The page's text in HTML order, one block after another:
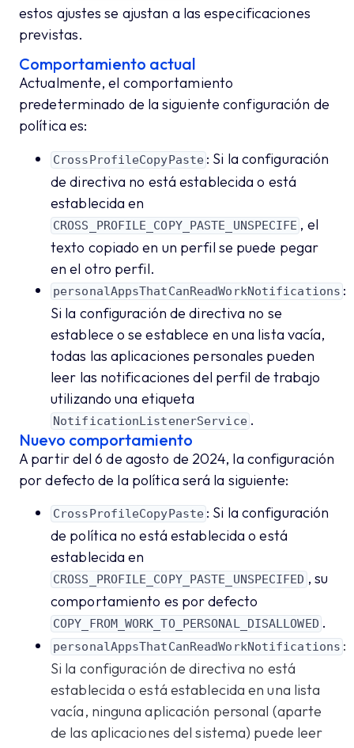
estos ajustes se ajustan a las especificaciones
previstas.
Comportamiento actual
Actualmente, el comportamiento
predeterminado de la siguiente configuración de
política es:
CrossProfileCopyPaste : Si la configuración
de directiva no está establecida o está
establecida en
CROSS_PROFILE_COPY_PASTE_UNSPECIFE , el
texto copiado en un perfil se puede pegar
en el otro perfil.
personalAppsThatCanReadWorkNotifications :
Si la configuración de directiva no se
establece o se establece en una lista vacía,
todas las aplicaciones personales pueden
leer las notificaciones del perfil de trabajo
utilizando una etiqueta
NotificationListenerService .
Nuevo comportamiento
A partir del 6 de agosto de 2024, la configuración
por defecto de la política será la siguiente:
CrossProfileCopyPaste : Si la configuración
de política no está establecida o está
establecida en
CROSS_PROFILE_COPY_PASTE_UNSPECIFED , su
comportamiento es por defecto
COPY_FROM_WORK_TO_PERSONAL_DISALLOWED .
personalAppsThatCanReadWorkNotifications :
Si la configuración de directiva no está
establecida o está establecida en una lista
vacía, ninguna aplicación personal (aparte
de las aplicaciones del sistema) puede leer